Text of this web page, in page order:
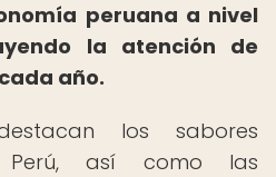
peruana a nivel
la atención de
año.
los sabores
Perú, así como las